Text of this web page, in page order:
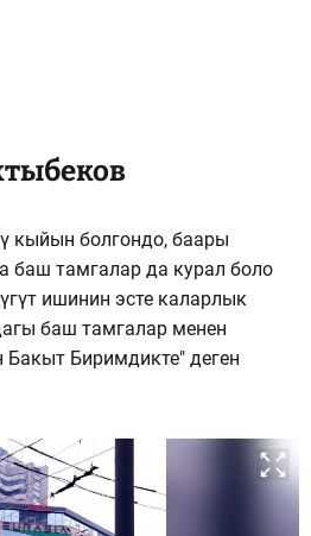
кыйын болгондо, баары
баш тамгалар да курал боло
ишинин эсте каларлык
баш тамгалар менен
Биримдикте" деген